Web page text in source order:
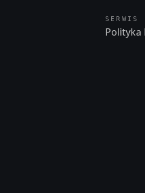
SERWIS
Polityka